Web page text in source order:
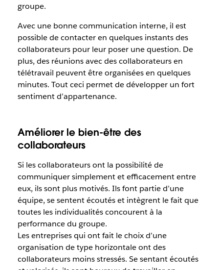
groupe.
Avec une bonne communication interne, il est
possible de contacter en quelques instants des
collaborateurs pour leur poser une question. De
plus, des réunions avec des collaborateurs en
télétravail peuvent être organisées en quelques
minutes. Tout ceci permet de développer un fort
sentiment d’appartenance.
Améliorer le bien-être des
collaborateurs
Si les collaborateurs ont la possibilité de
communiquer simplement et efficacement entre
eux, ils sont plus motivés. Ils font partie d’une
équipe, se sentent écoutés et intègrent le fait que
toutes les individualités concourent à la
performance du groupe.
Les entreprises qui ont fait le choix d’une
organisation de type horizontale ont des
collaborateurs moins stressés. Se sentant écoutés